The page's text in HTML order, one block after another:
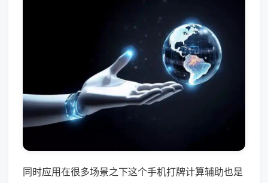
同时应用在很多场景之下这个手机打牌计算辅助也是